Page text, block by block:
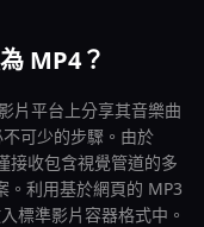
MP4？
片平台上分享其音樂曲
可少的步驟。由於
接收包含視覺管道的多
。利用基於網頁的 MP3
標準影片容器格式中。